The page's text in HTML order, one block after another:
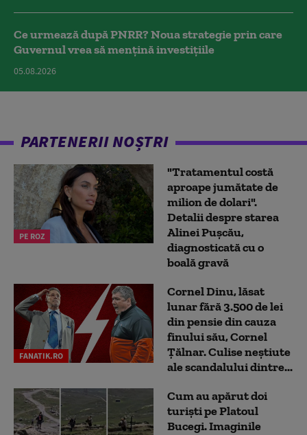
Ce urmează după PNRR? Noua strategie prin care
Guvernul vrea să mențină investițiile
05.08.2026
PARTENERII NOȘTRI
PE ROZ
"Tratamentul costă
aproape jumătate de
milion de dolari".
Detalii despre starea
Alinei Pușcău,
diagnosticată cu o
boală gravă
FANATIK.RO
Cornel Dinu, lăsat
lunar fără 3.500 de lei
din pensie din cauza
finului său, Cornel
Țălnar. Culise neștiute
ale scandalului dintre...
Cum au apărut doi
turiști pe Platoul
Bucegi. Imaginile